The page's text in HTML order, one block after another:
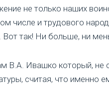
не только наших
числе и трудового
Вот так! Ни больше, ни
В.А. Ивашко который, не
считая, что именно